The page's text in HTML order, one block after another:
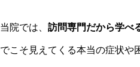
当院では、 訪問専門だから学べ
でこそ見えてくる本当の症状や